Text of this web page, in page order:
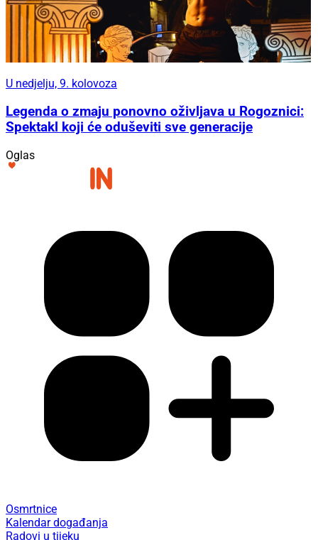
U nedjelju, 9. kolovoza
Legenda o zmaju ponovno oživljava u Rogoznici:
Spektakl koji će oduševiti sve generacije
Oglas
Osmrtnice
Kalendar događanja
Radovi u tijeku